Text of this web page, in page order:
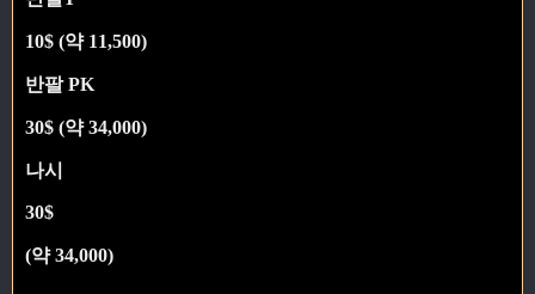
10$ (약 11,500)
반팔 PK
30$ (약 34,000)
나시
30$
(약 34,000)